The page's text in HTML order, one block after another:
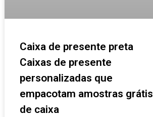
Caixa de presente preta
Caixas de presente
personalizadas que
empacotam amostras grátis
de caixa